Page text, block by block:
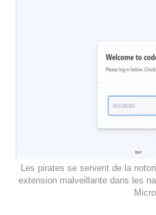
Les pirates se servent de la
extension malveillante dans les